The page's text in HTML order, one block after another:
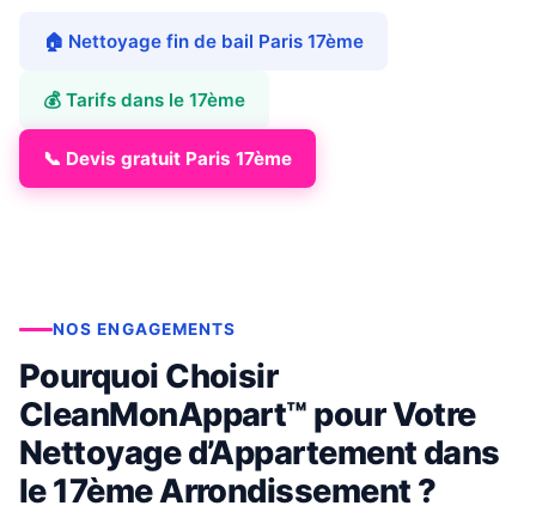
🏠 Nettoyage fin de bail Paris 17ème
💰 Tarifs dans le 17ème
📞 Devis gratuit Paris 17ème
NOS ENGAGEMENTS
Pourquoi Choisir
CleanMonAppart™ pour Votre
Nettoyage d’Appartement dans
le 17ème Arrondissement ?